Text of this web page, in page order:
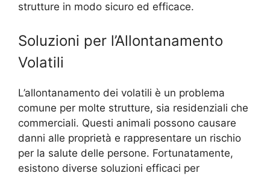
strutture in modo sicuro ed efficace.
Soluzioni per l’Allontanamento
Volatili
L’allontanamento dei volatili è un problema
comune per molte strutture, sia residenziali che
commerciali. Questi animali possono causare
danni alle proprietà e rappresentare un rischio
per la salute delle persone. Fortunatamente,
esistono diverse soluzioni efficaci per